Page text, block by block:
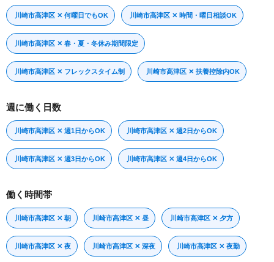
川崎市高津区 ✕ 何曜日でもOK 川崎市高津区 ✕ 時間・曜日相談OK
川崎市高津区 ✕ 春・夏・冬休み期間限定
川崎市高津区 ✕ フレックスタイム制 川崎市高津区 ✕ 扶養控除内OK
週に働く日数
川崎市高津区 ✕ 週1日からOK 川崎市高津区 ✕ 週2日からOK
川崎市高津区 ✕ 週3日からOK 川崎市高津区 ✕ 週4日からOK
働く時間帯
川崎市高津区 ✕ 朝 川崎市高津区 ✕ 昼 川崎市高津区 ✕ 夕方
川崎市高津区 ✕ 夜 川崎市高津区 ✕ 深夜 川崎市高津区 ✕ 夜勤